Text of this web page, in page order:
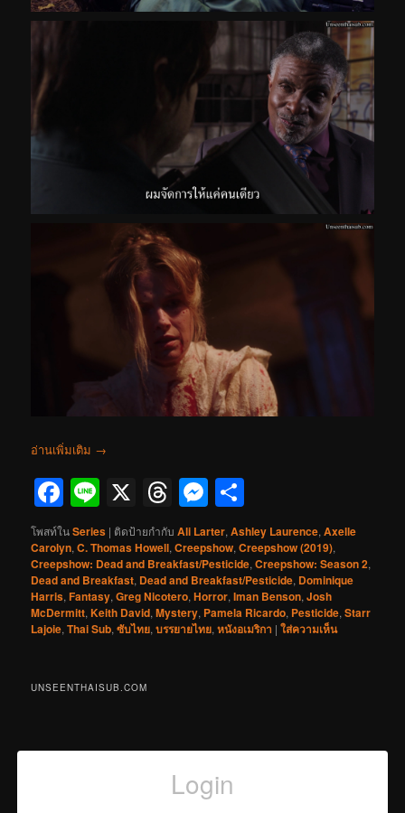
อ่านเพิ่มเติม →
Facebook
Line
X Threads
Messenger
โพสท์ในSeries | ติดป้ายกำกับ Ali Larter,Ashley Laurence,Axelle
Carolyn,C. Thomas Howell,Creepshow,Creepshow (2019),
Creepshow: Dead and Breakfast/Pesticide,Creepshow: Season 2,
Dead and Breakfast, Dead and Breakfast/Pesticide, Dominique
Harris,Fantasy,Greg Nicotero,Horror,Iman Benson,Josh
McDermitt,Keith David,Mystery, Pamela Ricardo, Pesticide,Starr
Lajoie,Thai Sub,ซับไทย,บรรยายไทย,หนังอเมริกา |ใส่ความเห็น
UNSEENTHAISUB.COM
Login